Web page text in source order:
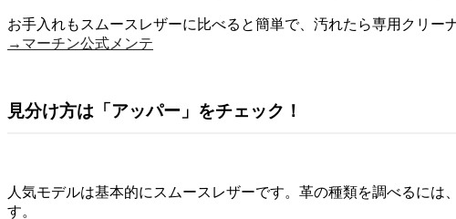
お手入れもスムースレザーに比べると簡単で、汚れたら専用クリー
→マーチン公式メンテ
見分け方は「アッパー」をチェック！
人気モデルは基本的にスムースレザーです。革の種類を調べるに
す。